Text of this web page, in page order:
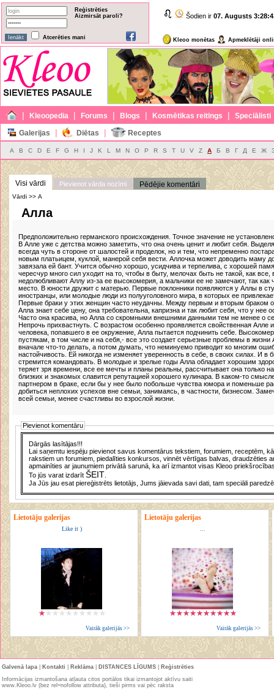
Reģistrēties
Aizmirsāt paroli?
Atcerēties mani
Šodien ir 07. Augusts
Kleoo monētas Apmeklētāji
| Kleoopedia | Forums | Blogs | Kosmētikas reitings | Speciālisti
Galerijas | Diētas | Receptes
A B C D E F G H I J K L M N O P R S T U V Z А Б В Г Д Е Ж
Visi vārdi Pievienot vārda nozīmi Pēdējie komentāri
Vārdi >> А
Алла
Предположительно германского происхождения. Точное значение не
В Алле уже с детства можно заметить, что она очень ценит и любит себя.
всегда чуть в стороне от шалостей и проделок, но и тем, что непременно
новым платьицем, куклой, манерой себя вести. Аллочка может доводить маму
завязала ей бант. Учится обычно хорошо, усидчива и терпелива, с хорошей
чересчур много сил уходит на то, чтобы в быту, мелочах быть не такой, как
недолюбливают Аллу из-за ее высокомерия, а мальчики ее не замечают, так как
место. В юности дружит с матерью. Первые поклонники появляются у Аллы в
иностранцы, или молодые люди из полууголовного мира, в которых ее
Первые браки у этих женщин часто неудачны. Между первым и вторым браком
Алла знает себе цену, она требовательна, капризна и так любит себя, что у нее
Часто она красива, но Алла со скромными внешними данными тем не менее о
Непрочь прихвастнуть. С возрастом особенно проявляется свойственная Алле
человека, попавшего в ее окружение, Алла пытается подчинить себе.
пустякам, в том числе и на себя,- все это создает серьезные проблемы в
вначале что-то делать, а потом думать, что неминуемо приводит ко многим
настойчивость. Ей никогда не изменяет уверенность в себе, в своих силах. И в
стремится командовать. В молодые и зрелые годы Алла обладает хорошим
теряет зря времени, все ее мечты и планы реальны, рассчитывает она только
близких и знакомых славится репутацией хорошего кулинара. В каком-то
партнером в браке, если бы у нее было побольше чувства юмора и поменьше
добиться неплохих успехов вне семьи, занимаясь, в частности, бизнесом.
всей семьи, менее счастливы во взрослой жизни.
Pievienot komentāru
Dārgās lasītājas!!!
Lai saņemtu iespēju pievienot savus komentārus tekstiem, forumiem, receptēm,
rakstiem un forumiem, piedalīties konkursos, vinnēt vērtīgas balvas, draudzēties
apmainīties ar jaunumiem privātā sarunā, ka arī izmantot visas Kleoo
To jūs varat izdarītŠEIT
Ja Jūs jau esat piereģistrēts lietotājs, Jums jāievada savi dati, tam speciāli
Lietotāju galerijas
Like it )
Vairāk galerijās >>
Lietotāju galerijas
Vairāk galerijās >>
Galvenā lapa Kontakti Reklāma DISTANCES LĪGUMS
Reģistrēties
Informācijas izmantošana atļauta citos portālos tikai izmantojot aktīvu saiti
www.Kleoo.lv (bez rel=nofollow attributa), tieši pirms vai pēc raksta